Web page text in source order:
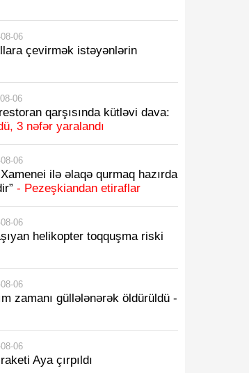
06
çevirmək istəyənlərin
06
qarşısında kütləvi dava:
3 nəfər yaralandı
06
ilə əlaqə qurmaq hazırda
- Pezeşkiandan etiraflar
06
helikopter toqquşma riski
06
zamanı güllələnərək öldürüldü -
06
Aya çırpıldı